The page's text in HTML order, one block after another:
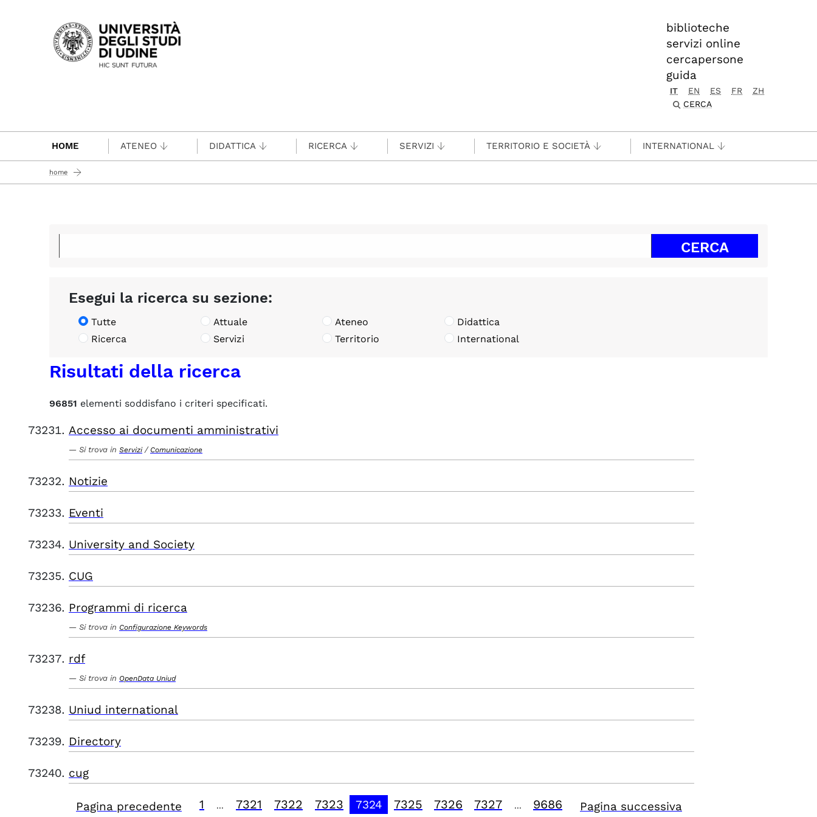
Passa al contenuto principale
biblioteche
servizi online
cercapersone
guida
IT EN ES FR
ZH
CERCA
HOME ATENEO DIDATTICA RICERCA SERVIZI TERRITORIO E SOCIETÀ INTERNATIONAL
home
Esegui la ricerca su sezione:
Tutte Attuale Ateneo
Didattica
Ricerca
Servizi Territorio International
Risultati della ricerca
96851 elementi soddisfano i criteri specificati.
Accesso ai documenti amministrativi
Si trova in Servizi / Comunicazione
Notizie
Eventi
University and Society
CUG
Programmi di ricerca
Si trova in Configurazione Keywords
rdf
Si trova in OpenData Uniud
Uniud international
Directory
cug
Pagina precedente 1 7321 7322 7323 7324 7325 7326 7327 9686 Pagina successiva